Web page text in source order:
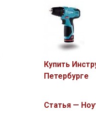
Купить
Петербурге
Статья —